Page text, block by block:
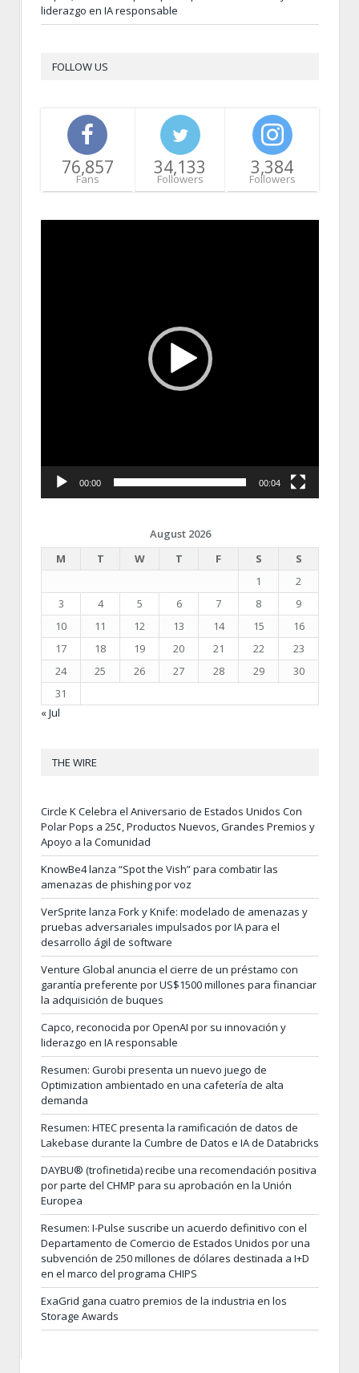
liderazgo en IA responsable
FOLLOW US
76,857
Fans
34,133
Followers
3,384
Followers
00:00 00:04
August 2026
M
T W T F S
S
1
2
3
4 5 6 7 8
9
10
11 12 13 14 15
16
17
18 19 20 21 22
23
24
25 26 27 28 29
30
31
« Jul
THE WIRE
Circle K Celebra el Aniversario de Estados Unidos Con
Polar Pops a 25¢, Productos Nuevos, Grandes Premios y
Apoyo a la Comunidad
KnowBe4 lanza “Spot the Vish” para combatir las
amenazas de phishing por voz
VerSprite lanza Fork y Knife: modelado de amenazas y
pruebas adversariales impulsados por IA para el
desarrollo ágil de software
Venture Global anuncia el cierre de un préstamo con
garantía preferente por US$1500 millones para financiar
la adquisición de buques
Capco, reconocida por OpenAI por su innovación y
liderazgo en IA responsable
Resumen: Gurobi presenta un nuevo juego de
Optimization ambientado en una cafetería de alta
demanda
Resumen: HTEC presenta la ramificación de datos de
Lakebase durante la Cumbre de Datos e IA de Databricks
DAYBU® (trofinetida) recibe una recomendación positiva
por parte del CHMP para su aprobación en la Unión
Europea
Resumen: I-Pulse suscribe un acuerdo definitivo con el
Departamento de Comercio de Estados Unidos por una
subvención de 250 millones de dólares destinada a I+D
en el marco del programa CHIPS
ExaGrid gana cuatro premios de la industria en los
Storage Awards